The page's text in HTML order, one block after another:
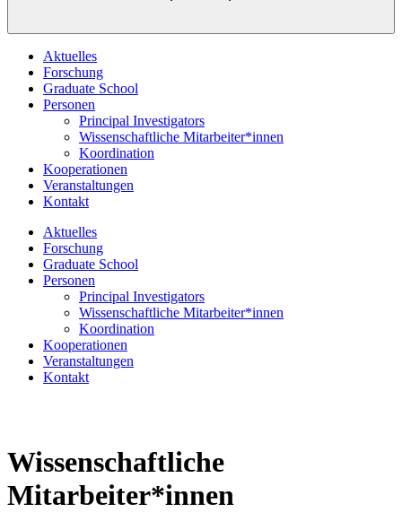
Aktuelles
Forschung
Graduate School
Personen
Principal Investigators
Wissenschaftliche Mitarbeiter*innen
Koordination
Kooperationen
Veranstaltungen
Kontakt
Aktuelles
Forschung
Graduate School
Personen
Principal Investigators
Wissenschaftliche Mitarbeiter*innen
Koordination
Kooperationen
Veranstaltungen
Kontakt
Wissenschaftliche
Mitarbeiter*innen